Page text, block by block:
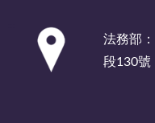
法務部
段130號